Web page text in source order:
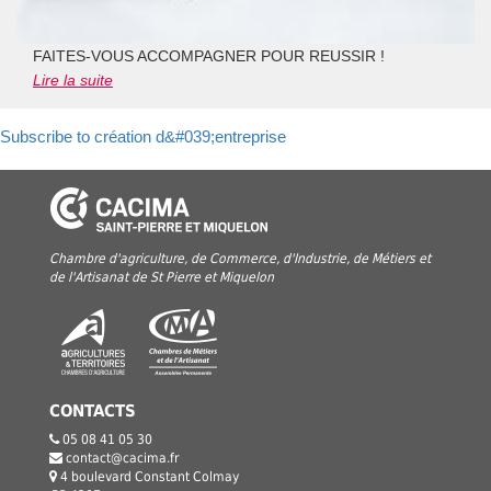
FAITES-VOUS ACCOMPAGNER POUR REUSSIR !
Lire la suite
Subscribe to création d&#039;entreprise
Chambre d'agriculture, de Commerce, d'Industrie, de Métiers et
de l'Artisanat de St Pierre et Miquelon
CONTACTS
05 08 41 05 30
contact@cacima.fr
4 boulevard Constant Colmay